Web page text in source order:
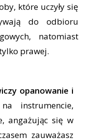
które uczyły się
do odbioru
natomiast
prawej.
opanowanie i
instrumencie,
angażując się w
zauważasz